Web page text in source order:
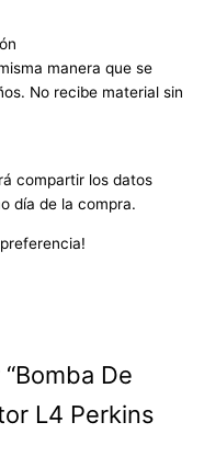
manera que se
No recibe material sin
compartir los datos
día de la compra.
De
L4 Perkins